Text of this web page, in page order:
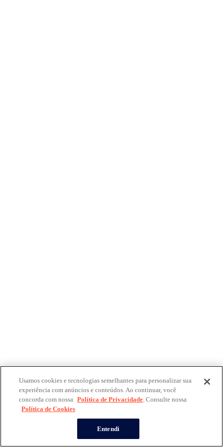
Usamos cookies e tecnologias semelhantes para personalizar sua
experiência com anúncios e conteúdos. Ao continuar, você
concorda com nossa Política de Privacidade. Consulte nossa
Política de Cookies
Entendi